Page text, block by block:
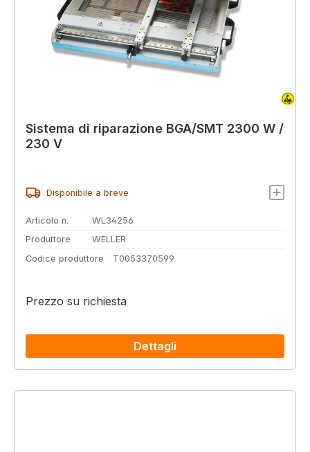
Sistema di riparazione BGA/SMT 2300 W /
230 V
Disponibile a breve
Articolo n.
WL34256
Produttore
WELLER
Codice produttore
T0053370599
Prezzo su richiesta
Dettagli